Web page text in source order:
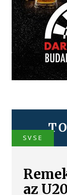
SVSE
az